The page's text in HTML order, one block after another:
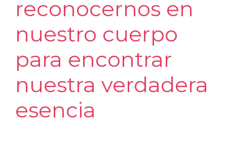
reconocernos en
nuestro cuerpo
para encontrar
nuestra verdadera
esencia